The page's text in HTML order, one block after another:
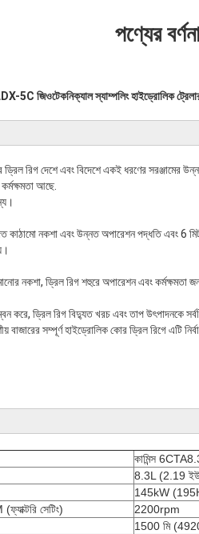
পণ্যের বর্ণনা
5C জিওটেকনিক্যাল স্যাম্পলিং হাইড্রোলিক
রিগ দেশে এবং বিদেশে একই ধরণের সরঞ্জামের
আছে.
কাঠামো নকশা এবং উন্নত অপারেশন পদ্ধতি এবং 6
নকশা, ড্রিল রিগ শহুরে অপারেশন এবং
ড্রিল রিগ বিদ্যুত খরচ এবং তাপ উৎপাদনকে
বাজারের সম্পূর্ণ হাইড্রোলিক কোর ড্রিল রিগে এটি
কামিন্স
8.3L (2.19
145kW
সেটিং)
2200rpm
1500 মি